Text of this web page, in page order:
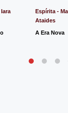
Espírita -
Ataides
A Era Nova